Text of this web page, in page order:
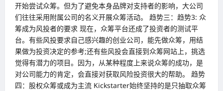
开始尝试众筹。但为了避免本身品牌对支持者的影响，大公司
们往往采用附属公司的名义开展众筹活动。 趋势三：趋势3: 众
筹成为风投者的要求 现在，众筹平台还成了投资者的测试平
台。有些风投要求自己感兴趣的创业公司，能先做众筹，用结
果做为投资决定的参考;还有些风投会直接到众筹网站上，挑选
觉得有潜力的项目。因为，从某种程度上来说众筹的成功，是
对公司能力的肯定，会直接对获取风险投资很大的帮助。 趋势
四：股权众筹或成为主流 Kickstarter始终坚持的是只抽取众筹